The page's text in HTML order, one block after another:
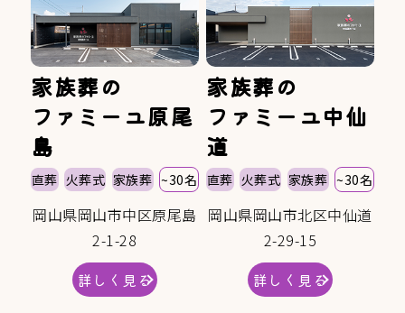
家族葬の
ファミーユ原尾
島
直葬 火葬式 家族葬 ~30名
岡山県岡山市中区原尾島
2-1-28
詳しく見る
家族葬の
ファミーユ中仙
道
直葬 火葬式 家族葬 ~30名
岡山県岡山市北区中仙道
2-29-15
詳しく見る